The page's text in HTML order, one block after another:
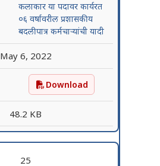
कलाकार या पदावर कार्यरत
०६ वर्षावरील प्रशासकीय
बदलीपात्र कर्मचाऱ्यांची यादी
May 6, 2022
कलाकार या पदावर कार्यरत ०६
Download
48.2 KB
25